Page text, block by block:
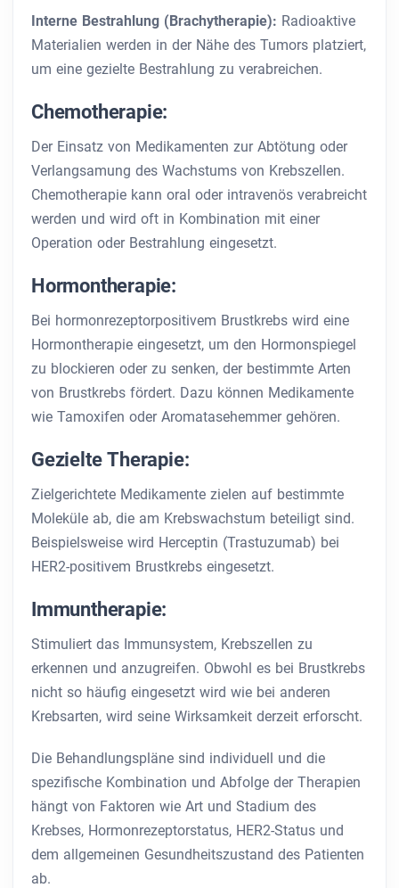
Interne Bestrahlung (Brachytherapie): Radioaktive
Materialien werden in der Nähe des Tumors platziert,
um eine gezielte Bestrahlung zu verabreichen.
Chemotherapie:
Der Einsatz von Medikamenten zur Abtötung oder
Verlangsamung des Wachstums von Krebszellen.
Chemotherapie kann oral oder intravenös verabreicht
werden und wird oft in Kombination mit einer
Operation oder Bestrahlung eingesetzt.
Hormontherapie:
Bei hormonrezeptorpositivem Brustkrebs wird eine
Hormontherapie eingesetzt, um den Hormonspiegel
zu blockieren oder zu senken, der bestimmte Arten
von Brustkrebs fördert. Dazu können Medikamente
wie Tamoxifen oder Aromatasehemmer gehören.
Gezielte Therapie:
Zielgerichtete Medikamente zielen auf bestimmte
Moleküle ab, die am Krebswachstum beteiligt sind.
Beispielsweise wird Herceptin (Trastuzumab) bei
HER2-positivem Brustkrebs eingesetzt.
Immuntherapie:
Stimuliert das Immunsystem, Krebszellen zu
erkennen und anzugreifen. Obwohl es bei Brustkrebs
nicht so häufig eingesetzt wird wie bei anderen
Krebsarten, wird seine Wirksamkeit derzeit erforscht.
Die Behandlungspläne sind individuell und die
spezifische Kombination und Abfolge der Therapien
hängt von Faktoren wie Art und Stadium des
Krebses, Hormonrezeptorstatus, HER2-Status und
dem allgemeinen Gesundheitszustand des Patienten
ab.